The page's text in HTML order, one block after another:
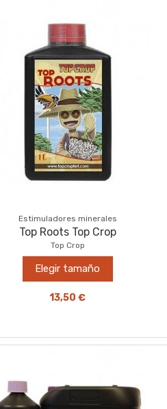
Estimuladores minerales
Top Roots Top Crop
Top Crop
Elegir tamaño
13,50 €